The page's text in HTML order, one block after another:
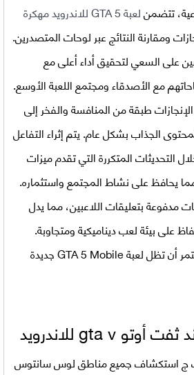
تتضمنلعبة GTA 5 للاندرويد مهكرة
ومقارنة النتائج عبر لوحات المتصدرين.
على السعي لتحقيق أداء أعلى مع
مع الأصدقاء ومجتمع اللعبة الأوسع.
طبقة من المنافسة والفخر إلى
الجذاب بشكل عام. يتم إثراء التفاعل
التحديثات المتكررة التي تقدم ميزات
يحافظ على نشاط المجتمع واستثماره.
مدفوعة بتعليقات اللاعبين، مما يدل
على بيئة لعب ديناميكية ومتجاوبة.
يضمن هذا التطوير المستمر أن تظل لعبة GTA 5 Mobile جديدة
ثفت أوتوgta v للاندرويد
ج استكشاف جميع مناطق لوس سانتوس